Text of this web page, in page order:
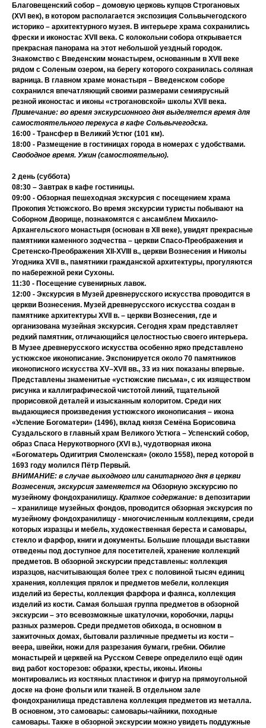
Благовещенский собор – домовую церковь купцов Строгановых
(XVI век), в котором располагается экспозиция Сольвычегодского
историко – архитектурного музея. В интерьере храма сохранились
фрески и иконостас XVII века. С колокольни собора открывается
прекрасная панорама на этот небольшой уездный городок.
Знакомство с Введенским монастырем, основанным в XVII веке
рядом с Соленым озером, на берегу которого сохранилась соляная
варница. В главном храме монастыря – Введенском соборе
сохранился впечатляющий своими размерами семиярусный
резной иконостас и иконы «строгановской» школы XVII века.
Примечание: во время экскурсионного дня выделяется время для
самостоятельного перекуса в кафе Сольвычегодска.
16:00 - Трансфер в Великий Устюг (101 км).
18:00 - Размещение в гостиницах города в номерах с удобствами.
Свободное время. Ужин (самостоятельно).
2 день (суббота)
08:30 – Завтрак в кафе гостиницы.
09:00 - Обзорная пешеходная экскурсия с посещением храма
Прокопия Устюжского. Во время экскурсии туристы побывают на
Соборном Дворище, познакомятся с ансамблем Михаило-
Архангельского монастыря (основан в XII веке), увидят прекрасные
памятники каменного зодчества – церкви Спасо-Преображения и
Сретенско-Преображения XII-XVIII в., церкви Вознесения и Николы
Угодника XVII в., памятники гражданской архитектуры, прогуляются
по набережной реки Сухоны.
11:30 - Посещение сувенирных лавок.
12:00 - Экскурсия в Музей древнерусского искусства проводится в
церкви Вознесения. Музей древнерусского искусства создан в
памятнике архитектуры ХVII в. – церкви Вознесения, где и
организована музейная экскурсия. Сегодня храм представляет
редкий памятник, отличающийся целостностью своего интерьера.
В Музее древнерусского искусства особенно ярко представлено
устюжское иконописание. Экспонируется около 70 памятников
иконописного искусства XV–ХVII вв., 33 из них показаны впервые.
Представлены знаменитые «устюжские письма», с их изяществом
рисунка и каллиграфической чистотой линий, тщательной
прорисовкой деталей и изысканным колоритом. Среди них
выдающиеся произведения устюжского иконописания – икона
«Успение Богоматери» (1496), вклад князя Семёна Борисовича
Суздальского в главный храм Великого Устюга – Успенский собор,
образ Спаса Нерукотворного (XVI в.), чудотворная икона
«Богоматерь Одигитрия Смоленская» (около 1558), перед которой в
1693 году молился Пётр Первый.
ВНИМАНИЕ: в случае выходного или санитарного дня в церкви
Вознесения, экскурсия заменяется на Обзорную экскурсию по
музейному фондохранилищу. Краткое содержание: в депозитарии
– хранилище музейных фондов, проводится обзорная экскурсия по
музейному фондохранилищу - многочисленным коллекциям, среди
которых изразцы и мебель, художественная береста и самовары,
стекло и фарфор, книги и документы. Большие площади выставки
отведены под доступное для посетителей, хранение коллекций
предметов. В обзорной экскурсии представлены: коллекция
изразцов, насчитывающая более трех с половиной тысяч единиц
хранения, коллекция прялок и предметов мебели, коллекция
изделий из бересты, коллекция фарфора и фаянса, коллекция
изделий из кости. Самая большая группа предметов в обзорной
экскурсии – это всевозможные шкатулочки, коробочки, ларцы
разных размеров. Среди предметов обихода, в основном в
зажиточных домах, бытовали различные предметы из кости –
веера, швейки, ножи для разрезания бумаги, гребни. Обилие
монастырей и церквей на Русском Севере определило ещё один
вид работ косторезов: образки, кресты, иконы. Иконы
монтировались из костяных пластинок и фигур на прямоугольной
доске на фоне фольги или тканей. В отдельном зале
фондохранилища представлена коллекция предметов из металла.
В основном, это самовары: самовары-чайники, походные
самовары. Также в обзорной экскурсии можно увидеть поддужные